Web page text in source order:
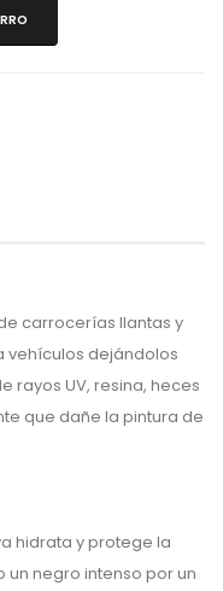
carrocerías llantas y
vehículos dejándolos
rayos UV, resina, heces
que dañe la pintura de
hidrata y protege la
negro intenso por un